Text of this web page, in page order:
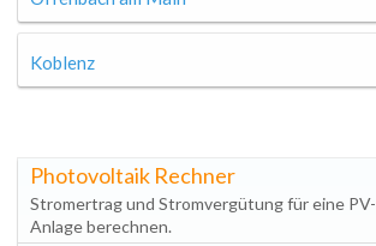
Koblenz
Photovoltaik Rechner
Stromertrag und Stromvergütung für eine PV-
Anlage berechnen.